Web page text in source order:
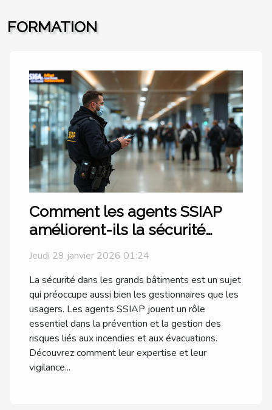
les liens
professionnels ?
FORMATION
Comment les agents SSIAP
améliorent-ils la sécurité
dans les grands bâtiments ?
Jeudi 29 janvier 2026 01:24
La sécurité dans les grands bâtiments est un sujet
qui préoccupe aussi bien les gestionnaires que les
usagers. Les agents SSIAP jouent un rôle
essentiel dans la prévention et la gestion des
risques liés aux incendies et aux évacuations.
Découvrez comment leur expertise et leur
vigilance...